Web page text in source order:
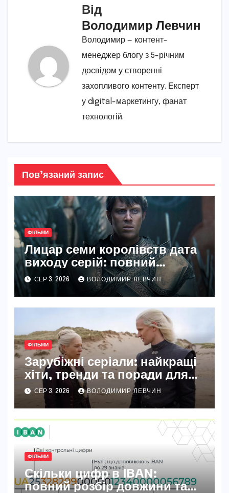
Від
Володимир Левчин
Володимир — контент-
менеджер блогу з 5-річним
досвідом у створенні
захопливого контенту. Експерт
у digital-маркетингу, фанат
технологій.
Пов’язаний запис
ФІЛЬМИ
Лицар семи королівств дата
виходу серій: повний
розклад і деталі
СЕР 3, 2026 ВОЛОДИМИР ЛЕВЧИН
ФІЛЬМИ
Зарубіжні серіали: найкращі
хіти, тренди та поради для
вибору у 2026 році
СЕР 3, 2026 ВОЛОДИМИР ЛЕВЧИН
ФІЛЬМИ
Скільки цифр в IBAN:
повний розбір довжини та